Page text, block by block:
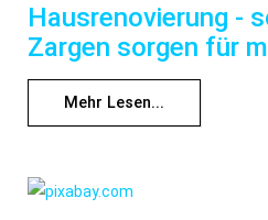
Hausrenovierung -
Zargen sorgen für
Mehr Lesen...